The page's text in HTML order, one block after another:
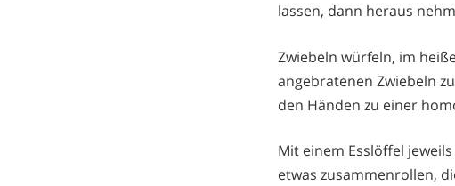
lassen, dann heraus
Zwiebeln würfeln, im
angebratenen Zwiebeln
den Händen zu einer
Mit einem Esslöffel
etwas zusammenrollen,